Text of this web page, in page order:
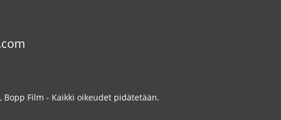
Film - Kaikki oikeudet pidätetään.